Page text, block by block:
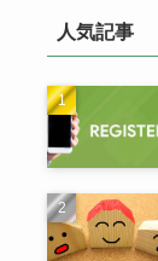
人気記事